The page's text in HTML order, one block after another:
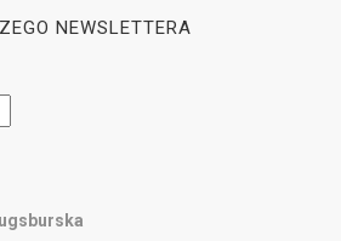
NEWSLETTERA